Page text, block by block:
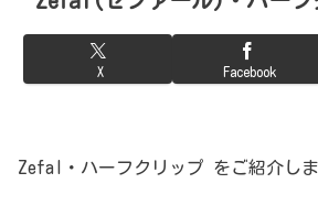
X Facebook
Zefal・ハーフクリップ をご紹介しま